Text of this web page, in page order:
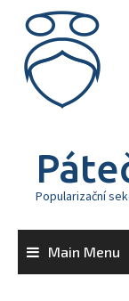
content
Popularizační
Main Menu